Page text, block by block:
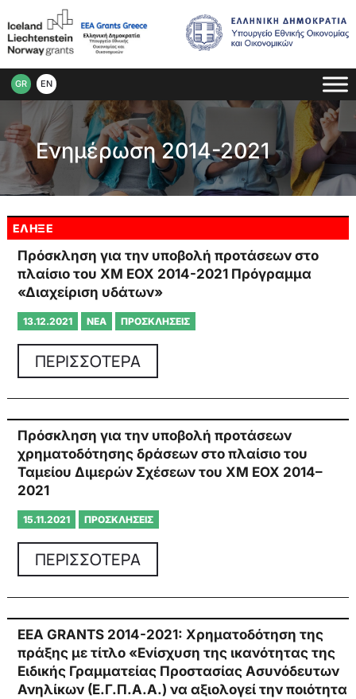
GR EN
Ενημέρωση 2014-2021
ΕΛΗΞΕ
Πρόσκληση για την υποβολή προτάσεων στο
πλαίσιο του ΧΜ ΕΟΧ 2014-2021 Πρόγραμμα
«Διαχείριση υδάτων»
13.12.2021 ΝΈΑ ΠΡΟΣΚΛΉΣΕΙΣ
ΠΕΡΙΣΣΟΤΕΡΑ
Πρόσκληση για την υποβολή προτάσεων
χρηματοδότησης δράσεων στο πλαίσιο του
Ταμείου Διμερών Σχέσεων του ΧΜ ΕΟΧ 2014–
2021
15.11.2021 ΠΡΟΣΚΛΉΣΕΙΣ
ΠΕΡΙΣΣΟΤΕΡΑ
EEA GRANTS 2014-2021: Χρηματοδότηση της
πράξης με τίτλο «Ενίσχυση της ικανότητας της
Ειδικής Γραμματείας Προστασίας Ασυνόδευτων
Ανηλίκων (Ε.Γ.Π.Α.Α.) να αξιολογεί την ποιότητα